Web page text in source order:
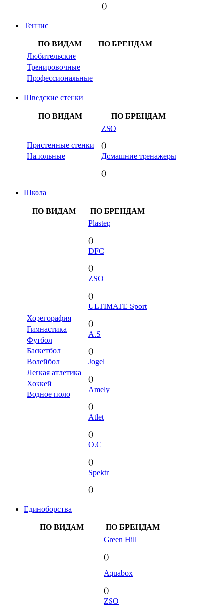
()
Теннис
ПО ВИДАМ
ПО БРЕНДАМ
Любительские
Тренировочные
Профессиональные
Шведские стенки
ПО ВИДАМ ПО БРЕНДАМ
Пристенные стенки
Напольные
ZSO
()
Домашние тренажеры
()
Школа
ПО ВИДАМ ПО БРЕНДАМ
Хорегорафия
Гимнастика
Футбол
Баскетбол
Волейбол
Легкая атлетика
Хоккей
Водное поло
Plastep
()
DFC
()
ZSO
()
ULTIMATE Sport
()
A.S
()
Jogel
()
Amely
()
Atlet
()
O.C
()
Spektr
()
Единоборства
ПО ВИДАМ
ПО БРЕНДАМ
Green Hill
()
Aquabox
()
ZSO